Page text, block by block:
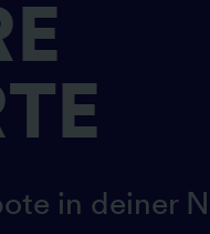
in deiner